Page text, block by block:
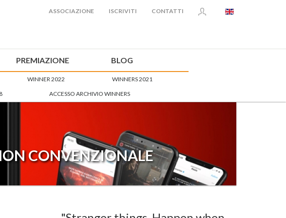
ASSOCIAZIONE ISCRIVITI CONTATTI
PREMIAZIONE BLOG
WINNER 2022
WINNERS 2021
ACCESSO ARCHIVIO WINNERS
CONVENZIONALE